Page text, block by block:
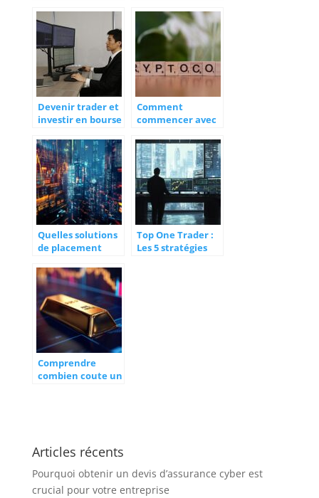
Devenir trader et
investir en bourse
prendre ?
Comment
commencer avec
décentralisée : un
guide pour
débutants
Quelles solutions
de placement
?
Top One Trader :
Les 5 stratégies
Comprendre
combien coute un
Articles récents
Pourquoi obtenir un devis d’assurance cyber est
crucial pour votre entreprise